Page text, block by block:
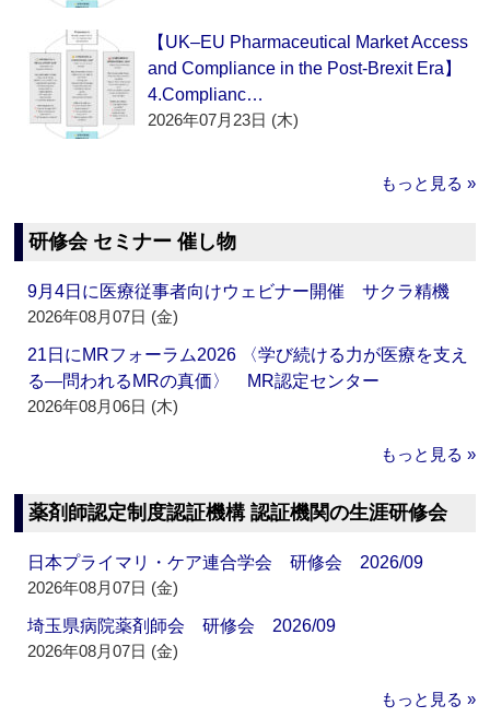
【UK–EU Pharmaceutical Market Access
and Compliance in the Post-Brexit Era】
4.Complianc…
2026年07月23日 (木)
もっと見る »
研修会 セミナー 催し物
9月4日に医療従事者向けウェビナー開催 サクラ精機
2026年08月07日 (金)
21日にMRフォーラム2026 〈学び続ける力が医療を支え
る―問われるMRの真価〉 MR認定センター
2026年08月06日 (木)
もっと見る »
薬剤師認定制度認証機構 認証機関の生涯研修会
日本プライマリ・ケア連合学会 研修会 2026/09
2026年08月07日 (金)
埼玉県病院薬剤師会 研修会 2026/09
2026年08月07日 (金)
もっと見る »